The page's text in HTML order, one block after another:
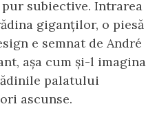
subiective. Intrarea
giganților, o piesă
e semnat de André
așa cum și-l imagina
palatului
ascunse.